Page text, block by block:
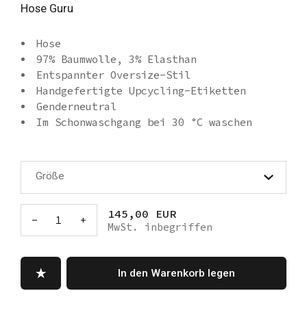
Hose Guru
Hose
97% Baumwolle, 3% Elasthan
Entspannter Oversize-Stil
Handgefertigte Upcycling-Etiketten
Genderneutral
Im Schonwaschgang bei 30 °C waschen
Größe
- 1 + 145,00 EUR
MwSt. inbegriffen
In den Warenkorb legen